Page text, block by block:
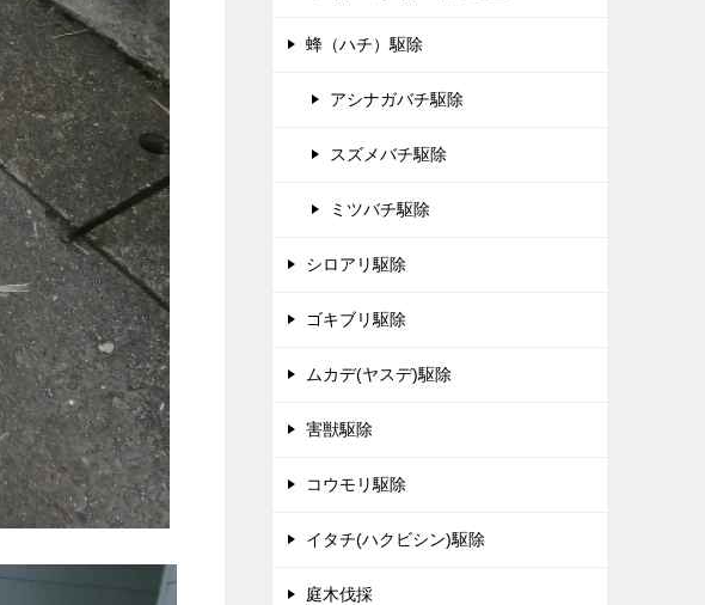
蜂（ハチ）駆除
アシナガバチ駆除
スズメバチ駆除
ミツバチ駆除
シロアリ駆除
ゴキブリ駆除
ムカデ(ヤスデ)駆除
害獣駆除
コウモリ駆除
イタチ(ハクビシン)駆除
庭木伐採